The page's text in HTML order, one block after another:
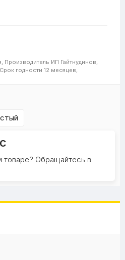
Производитель ИП Гайтнудинов,
Срок годности 12 месяцев,
товаре? Обращайтесь в